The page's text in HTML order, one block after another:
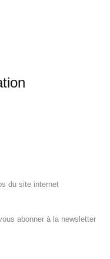
du site internet
abonner à la newsletter